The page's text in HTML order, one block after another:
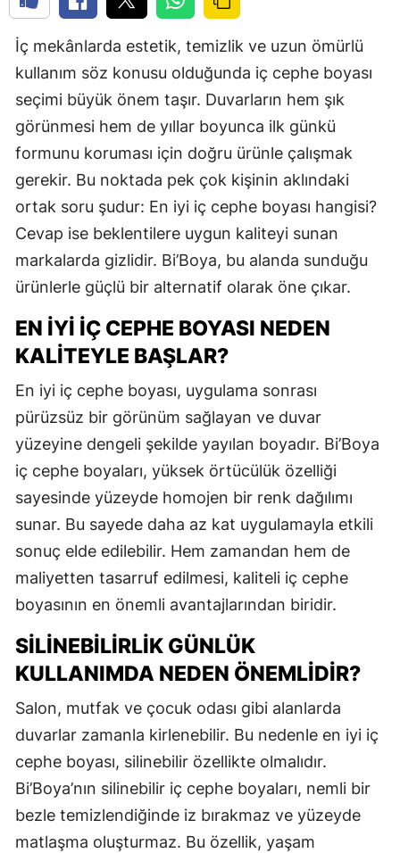
İç mekânlarda estetik, temizlik ve uzun ömürlü
kullanım söz konusu olduğunda iç cephe boyası
seçimi büyük önem taşır. Duvarların hem şık
görünmesi hem de yıllar boyunca ilk günkü
formunu koruması için doğru ürünle çalışmak
gerekir. Bu noktada pek çok kişinin aklındaki
ortak soru şudur: En iyi iç cephe boyası hangisi?
Cevap ise beklentilere uygun kaliteyi sunan
markalarda gizlidir. Bi’Boya, bu alanda sunduğu
ürünlerle güçlü bir alternatif olarak öne çıkar.
EN İYI İÇ CEPHE BOYASI NEDEN
KALITEYLE BAŞLAR?
En iyi iç cephe boyası, uygulama sonrası
pürüzsüz bir görünüm sağlayan ve duvar
yüzeyine dengeli şekilde yayılan boyadır. Bi’Boya
iç cephe boyaları, yüksek örtücülük özelliği
sayesinde yüzeyde homojen bir renk dağılımı
sunar. Bu sayede daha az kat uygulamayla etkili
sonuç elde edilebilir. Hem zamandan hem de
maliyetten tasarruf edilmesi, kaliteli iç cephe
boyasının en önemli avantajlarından biridir.
SILINEBILIRLIK GÜNLÜK
KULLANIMDA NEDEN ÖNEMLIDIR?
Salon, mutfak ve çocuk odası gibi alanlarda
duvarlar zamanla kirlenebilir. Bu nedenle en iyi iç
cephe boyası, silinebilir özellikte olmalıdır.
Bi’Boya’nın silinebilir iç cephe boyaları, nemli bir
bezle temizlendiğinde iz bırakmaz ve yüzeyde
matlaşma oluşturmaz. Bu özellik, yaşam